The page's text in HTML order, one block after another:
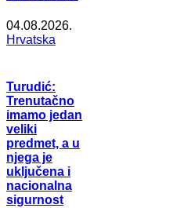
04.08.2026.
Hrvatska
Turudić:
Trenutačno
imamo jedan
veliki
predmet, a u
njega je
uključena i
nacionalna
sigurnost